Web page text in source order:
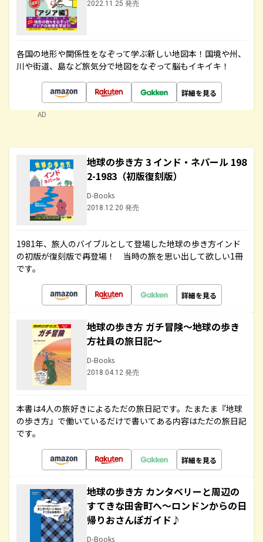
2022.11.25 発売
各国の地形や関係性をなぞって学ぶ新しい地図本！国境や州、
川や街道、島など旅気分で地図をなぞって脳もイキイキ！
詳細を見る
AD
地球の歩き方 3 インド・ネパール 198
2-1983（初版復刻版）
D-Books
2018.12.20 発売
1981年、旅人のバイブルとして登場した地球の歩き方インド
の初版が復刻版で再登場！ 当時の旅を思い出して欲しい1冊
です。
詳細を見る
地球の歩き方 ガチ冒険～地球の歩き
方社員の旅日記～
D-Books
2018.04.12 発売
本書は4人の旅好きによるただの旅日記です。たまたま『地球
の歩き方』で働いているだけで書いてある内容はただの旅日記
です。
詳細を見る
地球の歩き方 カンタベリーと周辺の
すてきな田舎町へ～ロンドンからの日
帰りおさんぽガイド♪
D-Books